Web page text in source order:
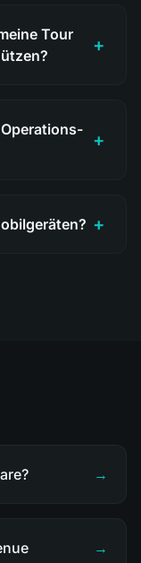
Tour
+
+
+
→
→